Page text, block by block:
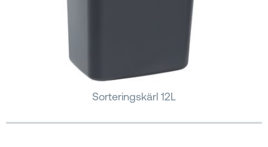
Sorteringskärl 12L